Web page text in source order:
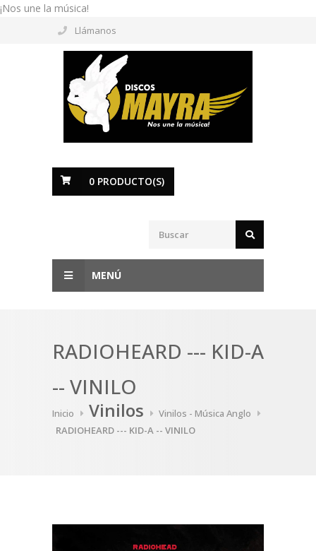
¡Nos une la música!
Llámanos
0 PRODUCTO(S)
MENÚ
RADIOHEARD --- KID-A
-- VINILO
Inicio Vinilos
Vinilos - Música Anglo
RADIOHEARD --- KID-A -- VINILO